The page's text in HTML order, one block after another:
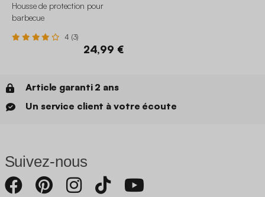
Housse de protection pour
barbecue
4 (3)
24,99 €
Article garanti 2 ans
Un service client à votre écoute
Suivez-nous